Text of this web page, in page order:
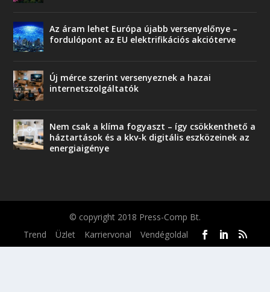
Az áram lehet Európa újabb versenyelőnye –
fordulópont az EU elektrifikációs akcióterve
Új mérce szerint versenyeznek a hazai
internetszolgáltatók
Nem csak a klíma fogyaszt – így csökkenthető a
háztartások és a kkv-k digitális eszközeinek az
energiaigénye
© copyright 2018 Press-Comp Bt.
Trend
Üzlet Karriervonal Vendégoldal